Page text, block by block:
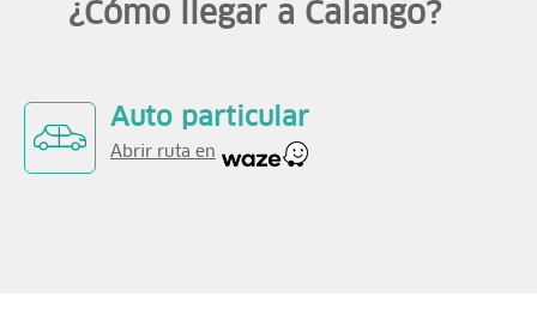
¿Cómo llegar a Calango?
Auto particular
Abrir ruta en